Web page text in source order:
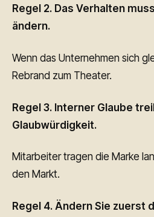
Regel 2. Das Verhalten
ändern.
Wenn das Unternehmen sich
Rebrand zum Theater.
Regel 3. Interner Glaube
Glaubwürdigkeit.
Mitarbeiter tragen die Marke
den Markt.
Regel 4. Ändern Sie zuerst